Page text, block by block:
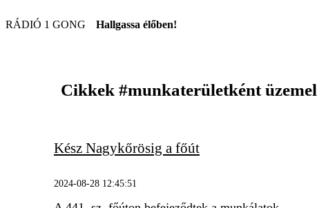
RÁDIÓ 1 GONG Hallgassa élőben!
Cikkek #munkaterületként üzemel
Kész Nagykőrösig a főút
2024-08-28 12:45:51